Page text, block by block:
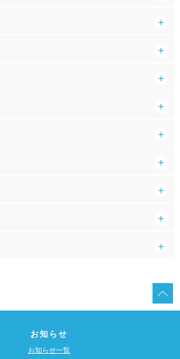
お知らせ
お知らせ一覧